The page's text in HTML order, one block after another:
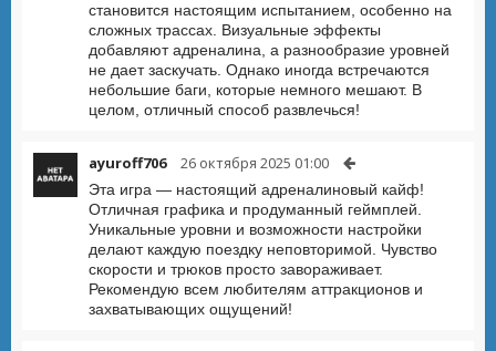
становится настоящим испытанием, особенно на
сложных трассах. Визуальные эффекты
добавляют адреналина, а разнообразие уровней
не дает заскучать. Однако иногда встречаются
небольшие баги, которые немного мешают. В
целом, отличный способ развлечься!
ayuroff706 26 октября 2025 01:00
Эта игра — настоящий адреналиновый кайф!
Отличная графика и продуманный геймплей.
Уникальные уровни и возможности настройки
делают каждую поездку неповторимой. Чувство
скорости и трюков просто завораживает.
Рекомендую всем любителям аттракционов и
захватывающих ощущений!